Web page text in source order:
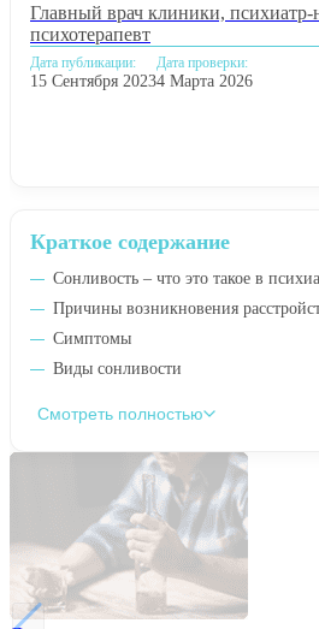
Краткое содержание
Сонливость – что это такое в
Причины возникновения
Симптомы
Виды сонливости
Смотреть полностью
Главный врач клиники, психиатр-
психотерапевт
Дата публикации:
15 Сентября 2023
Дата проверки:
4 Марта 2026